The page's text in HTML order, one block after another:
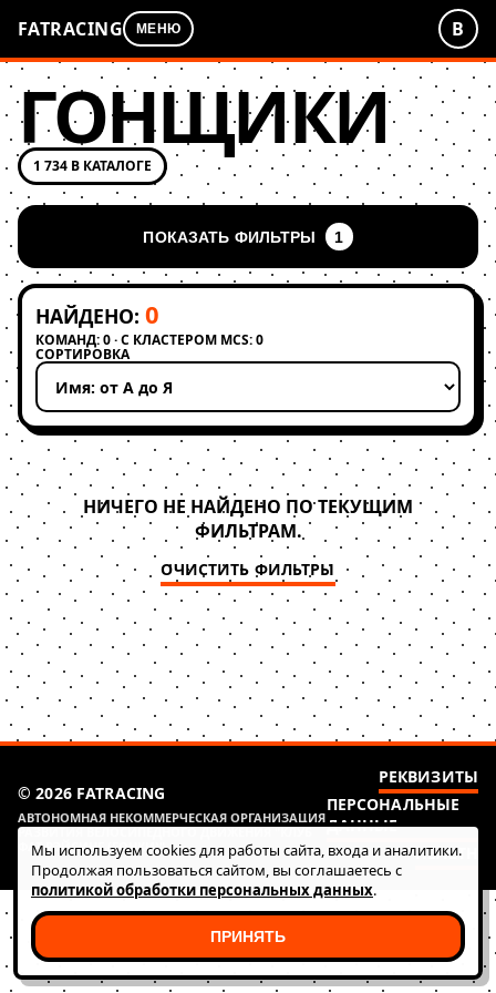
FATRACING МЕНЮ В
ГОНЩИКИ
1 734 В КАТАЛОГЕ
ПОКАЗАТЬ ФИЛЬТРЫ 1
НАЙДЕНО: 0
КОМАНД: 0 · С КЛАСТЕРОМ MCS: 0
СОРТИРОВКА
Применить сортировку
НИЧЕГО НЕ НАЙДЕНО ПО ТЕКУЩИМ
ФИЛЬТРАМ.
ОЧИСТИТЬ ФИЛЬТРЫ
© 2026 FATRACING
АВТОНОМНАЯ НЕКОММЕРЧЕСКАЯ ОРГАНИЗАЦИЯ
РАЗВИТИЯ ВЕЛОСИПЕДНОГО ДВИЖЕНИЯ "КЛУБ
ФАТ РЭЙСИНГ (ГОНКИ)"
РЕКВИЗИТЫ
ПЕРСОНАЛЬНЫЕ
ДАННЫЕ
HEALTH
Мы используем cookies для работы сайта, входа и аналитики.
Продолжая пользоваться сайтом, вы соглашаетесь с
политикой обработки персональных данных.
ПРИНЯТЬ